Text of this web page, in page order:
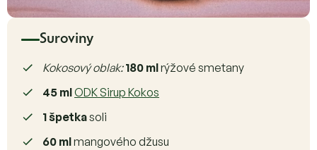
Suroviny
Kokosový oblak: 180 mlrýžové smetany
45 mlODK Sirup Kokos
1 špetkasoli
60 mlmangového džusu